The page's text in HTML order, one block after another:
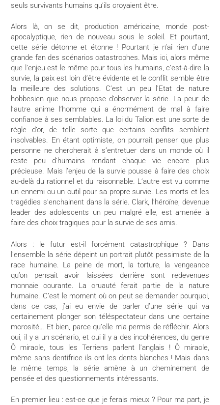
seuls survivants humains qu’ils croyaient être.
Alors là, on se dit, production américaine, monde post-
apocalyptique, rien de nouveau sous le soleil. Et pourtant,
cette série détonne et étonne ! Pourtant je n’ai rien d’une
grande fan des scénarios catastrophes. Mais ici, alors même
que l’enjeu est le même pour tous les humains, c’est-à-dire la
survie, la paix est loin d’être évidente et le conflit semble être
la meilleure des solutions. C’est un peu l’Etat de nature
hobbesien que nous propose d’observer la série. La peur de
l’autre anime l’homme qui a énormément de mal à faire
confiance à ses semblables. La loi du Talion est une sorte de
règle d’or, de telle sorte que certains conflits semblent
insolvables. En étant optimiste, on pourrait penser que plus
personne ne chercherait à s’entretuer dans un monde où il
reste peu d’humains rendant chaque vie encore plus
précieuse. Mais l’enjeu de la survie pousse à faire des choix
au-delà du rationnel et du raisonnable. L’autre est vu comme
un ennemi ou un outil pour sa propre survie. Les morts et les
tragédies s’enchainent dans la série. Clark, l’héroïne, devenue
leader des adolescents un peu malgré elle, est amenée à
faire des choix tragiques pour la survie de ses amis.
Alors : le futur est-il forcément catastrophique ? Dans
l’ensemble la série dépeint un portrait plutôt pessimiste de la
race humaine. La peine de mort, la torture, la vengeance
qu’on pensait avoir laissées derrière sont redevenues
monnaie courante. La cruauté ferait partie de la nature
humaine. C’est le moment où on peut se demander pourquoi,
dans ce cas, j’ai eu envie de parler d’une série qui va
certainement plonger son téléspectateur dans une certaine
morosité… Et bien, parce qu’elle m’a permis de réfléchir. Alors
oui, il y a un scénario, et oui il y a des incohérences, du genre
Ô miracle, tous les Terriens parlent l’anglais ! Ô miracle,
même sans dentifrice ils ont les dents blanches ! Mais dans
le même temps, la série amène à un cheminement de
pensée et des questionnements intéressants.
En premier lieu : est-ce que je ferais mieux ? Pour ma part, je